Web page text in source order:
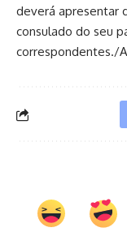
deverá apresentar
consulado do seu
correspondentes./